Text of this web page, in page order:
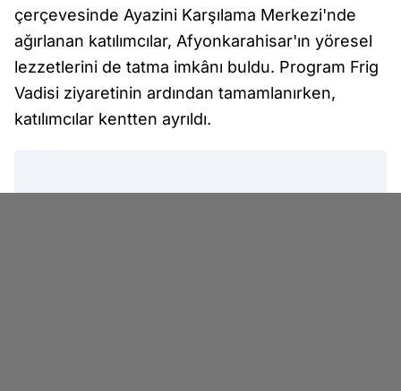
çerçevesinde Ayazini Karşılama Merkezi'nde
ağırlanan katılımcılar, Afyonkarahisar'ın yöresel
lezzetlerini de tatma imkânı buldu. Program Frig
Vadisi ziyaretinin ardından tamamlanırken,
katılımcılar kentten ayrıldı.